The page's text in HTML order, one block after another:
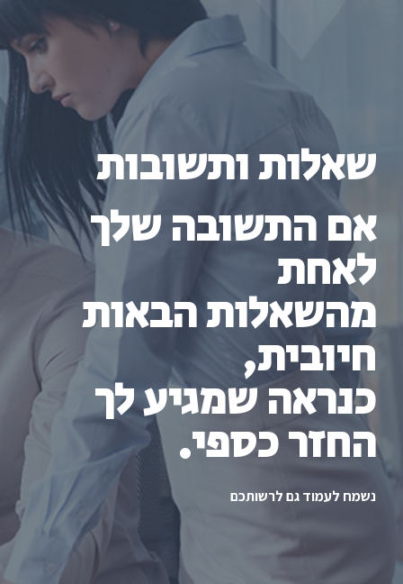
שאלות ותשובות
אם התשובה שלך
לאחת
מהשאלות הבאות
חיובית,
כנראה שמגיע לך
החזר כספי.
נשמח לעמוד גם לרשותכם